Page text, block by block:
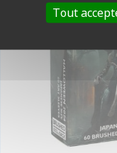
Tout